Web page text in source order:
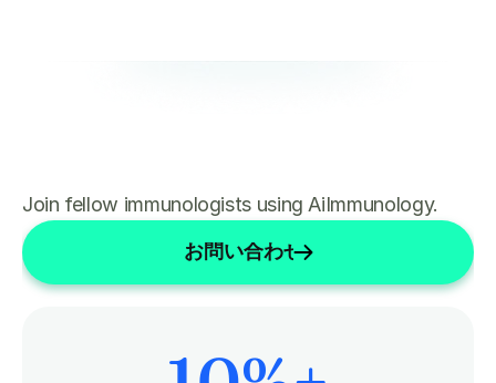
Join fellow immunologists using AiImmunology.
お問い合わせ